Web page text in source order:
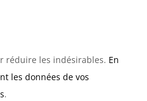
réduire les indésirables. En
les données de vos
.